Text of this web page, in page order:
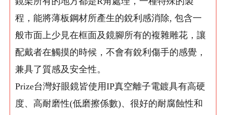
程，能將薄板鋼材所產生的銳利感消除, 包含一
般市面上少見在框面及鏡腳所有的複雜雕花，讓
配戴者在觸摸的時候，不會有銳利傷手的感覺，
兼具了質感及安全性。
Prize台灣好眼鏡皆使用IP真空離子電鍍具有高硬
度、高耐磨性(低磨擦係數)、很好的耐腐蝕性和